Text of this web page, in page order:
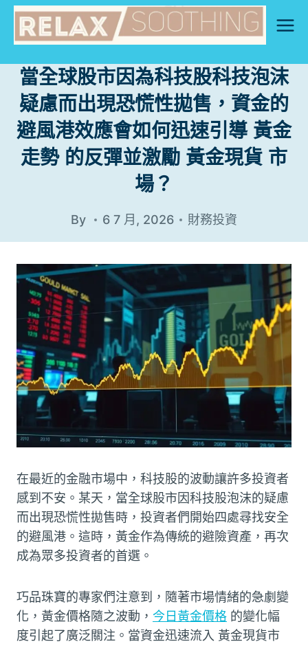
Skip
content
當全球股市因為科技股科技泡沫
疑慮而出現恐慌性拋售，資金的
避風港效應會如何迅速引導 黃金
走勢 的反彈並激勵 黃金現貨 市
場？
By 6 7 月, 2026 財務投資
在最近的金融市場中，科技股的波動讓許多投資者
感到不安。某天，當全球股市因科技股泡沫的疑慮
而出現恐慌性拋售時，投資者們開始四處尋找安全
的避風港。這時，黃金作為傳統的避險資產，再次
成為眾多投資者的首選。
巧品珠寶的專家們注意到，隨著市場情緒的急劇變
化，黃金價格隨之波動， 今日黃金價格 的變化幅
度引起了廣泛關注。當資金迅速流入 黃金現貨市